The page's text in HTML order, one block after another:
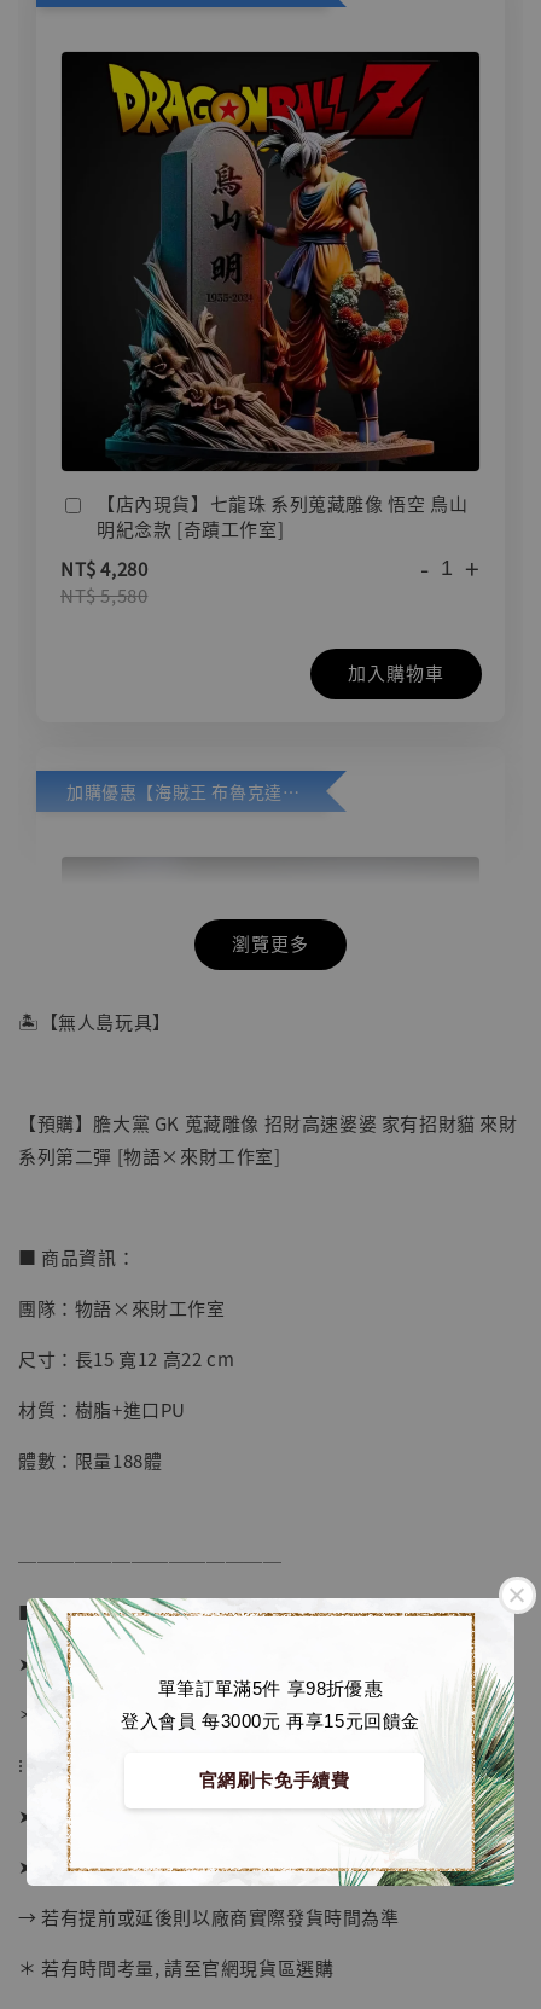
單筆訂單滿5件 享98折優惠
登入會員 每3000元 再享15元回饋金
官網刷卡免手續費
【店內現貨】七龍珠 系列蒐藏雕像 悟空 鳥山
明紀念款 [奇蹟工作室]
NT$ 4,280
NT$ 5,580
- +
加入購物車
加購優惠【海賊王 布魯克達摩 [7STARS Studio]】
【店內現貨】海賊王 系列蒐藏雕像 布魯克達
NT$ 1,500
NT$ 1,870
加購優惠【讓子彈飛 鵝城縣長 張麻子 [BK01]】
瀏覽更多
🏝【無人島玩具】
【預購】膽大黨 GK 蒐藏雕像 招財高速婆婆 家有招財貓 來財
系列第二彈 [物語×來財工作室]
■ 商品資訊：
團隊：物語×來財工作室
尺寸：長15 寬12 高22 cm
材質：樹脂+進口PU
體數：限量188體
──────────────
■ 販售資訊：
➤ 價格 2880元 (訂金1180)
＊ 國際運費另計
⁝
➤ 預購截止日：待工作室通知
➤ 預計發貨日：2026年3-4月 (僅供參考)
→ 若有提前或延後則以廠商實際發貨時間為準
＊ 若有時間考量, 請至官網現貨區選購